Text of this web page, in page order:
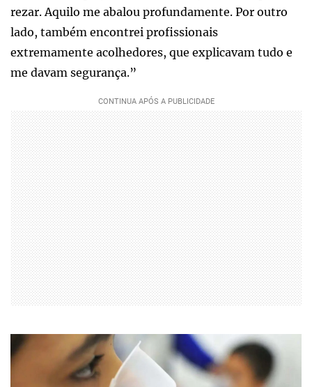
rezar. Aquilo me abalou profundamente. Por outro
lado, também encontrei profissionais
extremamente acolhedores, que explicavam tudo e
me davam segurança.”